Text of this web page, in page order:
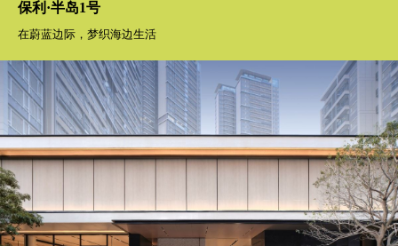
保利·半岛1号
在蔚蓝边际，梦织海边生活